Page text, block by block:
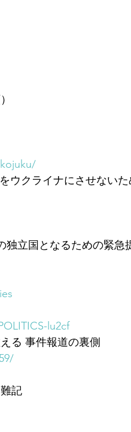
クライナにさせないた
立国となるための緊急
lu2cf
る 事件報道の裏側
記